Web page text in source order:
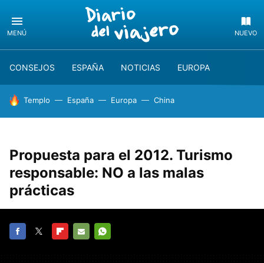
MENÚ NUEVO
CONSEJOS ESPAÑA NOTICIAS EUROPA
HOY SE HABLA DE
Templo España Europa China
Propuesta para el 2012. Turismo
responsable: NO a las malas
prácticas